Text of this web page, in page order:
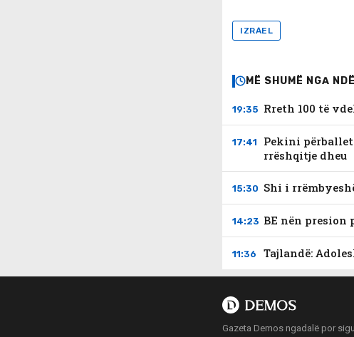
IZRAEL
MË SHUMË NGA
19:35 Rreth 100 të
17:41
Pekini
rrëshqitje dheu
15:30 Shi i
14:23 BE nën presion
11:36 Tajlandë:
Gazeta Demos ngadalë por